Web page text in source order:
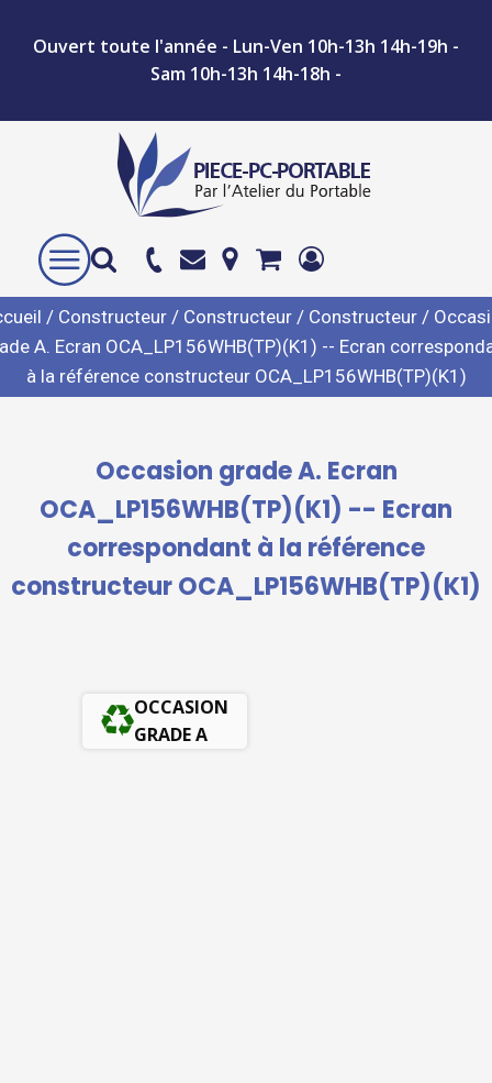
Ouvert toute l'année - Lun-Ven 10h-13h 14h-19h -
Sam 10h-13h 14h-18h -
/ Constructeur/ Constructeur/ Constructeur/
A. Ecran OCA_LP156WHB(TP)(K1) -- Ecran
à la référence constructeur OCA_LP156WHB(TP)(K1)
Occasion grade A. Ecran
OCA_LP156WHB(TP)(K1) -- Ecran
correspondant à la référence
constructeur OCA_LP156WHB(TP)(K1)
OCCASION
GRADE A